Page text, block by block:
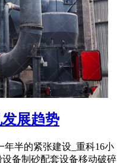
展趋势
半的紧张建设_重科16小
备制砂配套设备移动破碎